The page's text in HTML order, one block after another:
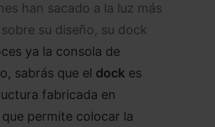
han sacado a la luz más
su diseño, su dock
ya la consola de
sabrás que el dock es
fabricada en
permite colocar la